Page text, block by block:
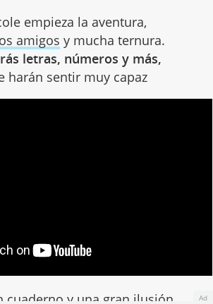
empieza la aventura,
amigos y mucha ternura.
letras, números y más,
harán sentir muy capaz
cuaderno y una gran ilusión, Ad